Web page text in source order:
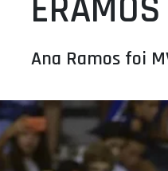
CLUBES
AGENTES
SELEÇÕES
ÁREA TÉCNICA
Ana Ramos foi